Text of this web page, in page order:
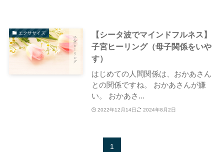
エクササイズ
【シータ波でマインドフルネス】
子宮ヒーリング（母子関係をいや
す）
はじめての人間関係は、おかあさん
との関係ですね。 おかあさんが嫌
い。 おかあさ...
2022年12月14日 2024年8月2日
1